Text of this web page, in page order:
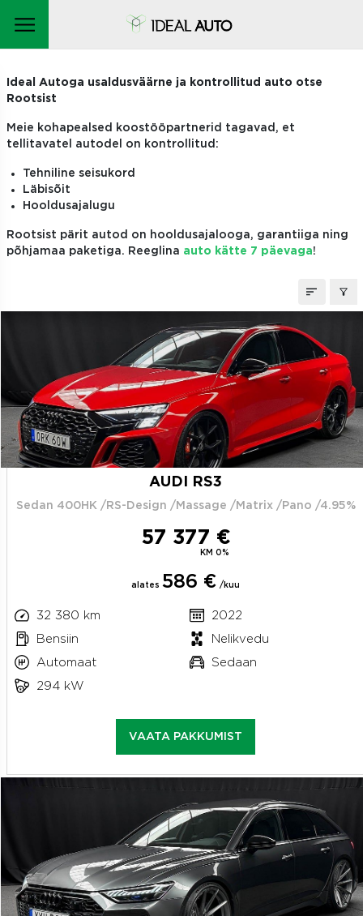
TELLITAVAD AUTOD
Ideal Autoga usaldusväärne ja kontrollitud auto otse
Rootsist
Meie kohapealsed koostööpartnerid tagavad, et
tellitavatel autodel on kontrollitud:
Tehniline seisukord
Läbisõit
Hooldusajalugu
Rootsist pärit autod on hooldusajalooga, garantiiga ning
põhjamaa paketiga. Reeglina auto kätte 7 päevaga!
AUDI RS3
Sedan 400HK /RS-Design /Massage /Matrix /Pano /4.95%
57 377 €
KM 0%
alates 586 € /kuu
32 380 km
2022
Bensiin
Nelikvedu
Automaat
Sedaan
294 kW
VAATA PAKKUMIST